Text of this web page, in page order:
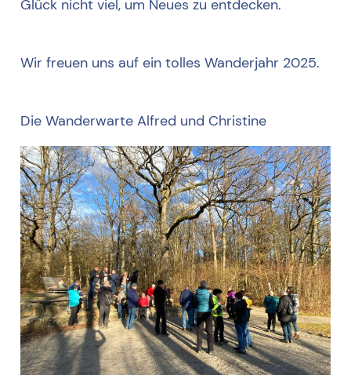
Glück nicht viel, um Neues zu entdecken.
Wir freuen uns auf ein tolles Wanderjahr 2025.
Die Wanderwarte Alfred und Christine